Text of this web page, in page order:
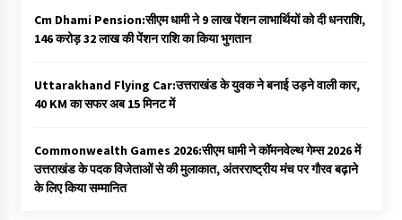
Cm Dhami Pension:सीएम धामी ने 9 लाख पेंशन लाभार्थियों को दी धनराशि, ₹
146 करोड़ 32 लाख की पेंशन राशि का किया भुगतान
Uttarakhand Flying Car:उत्तराखंड के युवक ने बनाई उड़ने वाली कार,
40 KM का सफर अब 15 मिनट में
Commonwealth Games 2026:सीएम धामी ने कॉमनवेल्थ गेम्स 2026 में
उत्तराखंड के पदक विजेताओं से की मुलाकात, अंतरराष्ट्रीय मंच पर गौरव बढ़ाने
के लिए किया सम्मानित